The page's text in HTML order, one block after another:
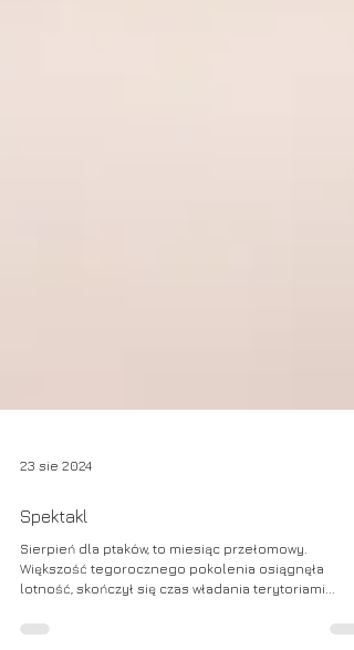
Spektakl
Sierpień dla ptaków, to miesiąc przełomowy.
Większość tegorocznego pokolenia osiągnęła